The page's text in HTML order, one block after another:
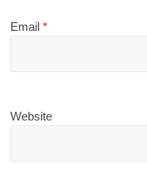
Email*
Website